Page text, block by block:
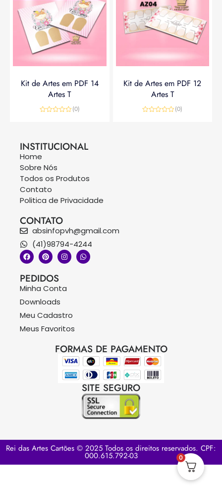
Kit de Artes em PDF 14
Artes T
(0)
Kit de Artes em PDF 12
Artes T
(0)
INSTITUCIONAL
Home
Sobre Nós
Todos os Produtos
Contato
Politica de Privacidade
CONTATO
absinfopvh@gmail.com
(41)98794-4244
PEDIDOS
Minha Conta
Downloads
Meu Cadastro
Meus Favoritos
FORMAS DE PAGAMENTO
SITE SEGURO
Rei das Artes Cartões © 2025 Todos os direitos reservados. CPF:
000.615.792-03 0